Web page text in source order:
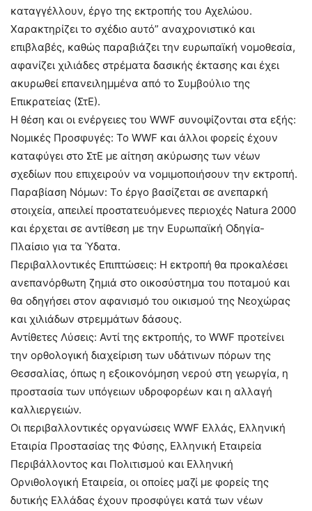
καταγγέλλουν, έργο της εκτροπής του Αχελώου.
Χαρακτηρίζει το σχέδιο αυτό” αναχρονιστικό και
επιβλαβές, καθώς παραβιάζει την ευρωπαϊκή νομοθεσία,
αφανίζει χιλιάδες στρέματα δασικής έκτασης και έχει
ακυρωθεί επανειλημμένα από το Συμβούλιο της
Επικρατείας (ΣτΕ).
Η θέση και οι ενέργειες του WWF συνοψίζονται στα εξής:
Νομικές Προσφυγές: Το WWF και άλλοι φορείς έχουν
καταφύγει στο ΣτΕ με αίτηση ακύρωσης των νέων
σχεδίων που επιχειρούν να νομιμοποιήσουν την εκτροπή.
Παραβίαση Νόμων: Το έργο βασίζεται σε ανεπαρκή
στοιχεία, απειλεί προστατευόμενες περιοχές Natura 2000
και έρχεται σε αντίθεση με την Ευρωπαϊκή Οδηγία-
Πλαίσιο για τα Ύδατα.
Περιβαλλοντικές Επιπτώσεις: Η εκτροπή θα προκαλέσει
ανεπανόρθωτη ζημιά στο οικοσύστημα του ποταμού και
θα οδηγήσει στον αφανισμό του οικισμού της Νεοχώρας
και χιλιάδων στρεμμάτων δάσους.
Αντίθετες Λύσεις: Αντί της εκτροπής, το WWF προτείνει
την ορθολογική διαχείριση των υδάτινων πόρων της
Θεσσαλίας, όπως η εξοικονόμηση νερού στη γεωργία, η
προστασία των υπόγειων υδροφορέων και η αλλαγή
καλλιεργειών.
Οι περιβαλλοντικές οργανώσεις WWF Ελλάς, Ελληνική
Εταιρία Προστασίας της Φύσης, Ελληνική Εταιρεία
Περιβάλλοντος και Πολιτισμού και Ελληνική
Ορνιθολογική Εταιρεία, οι οποίες μαζί με φορείς της
δυτικής Ελλάδας έχουν προσφύγει κατά των νέων